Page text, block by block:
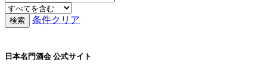
条件クリア
日本名門酒会 公式サイト